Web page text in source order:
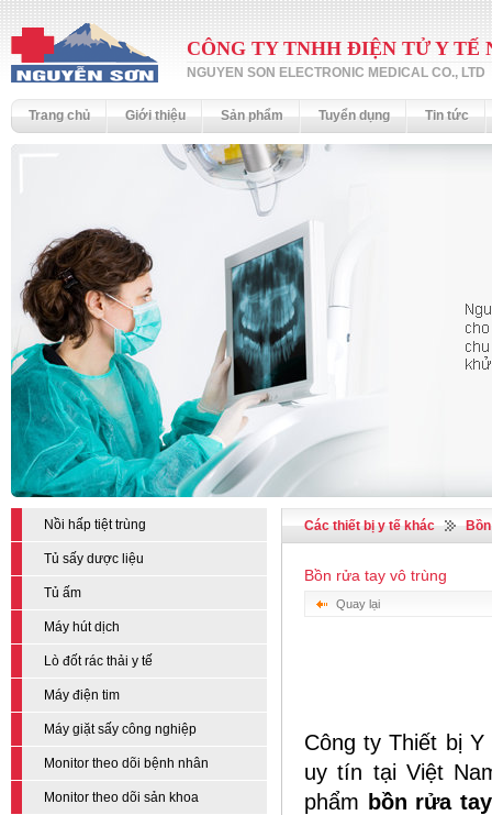
CÔNG TY TNHH ĐIỆN TỬ Y TẾ
NGUYEN SON ELECTRONIC MEDICAL CO., LTD
Trang chủ Giới thiệu Sản phẩm Tuyển dụng Tin tức
Nồi hấp tiệt trùng
Tủ sấy dược liệu
Tủ ấm
Máy hút dịch
Lò đốt rác thải y tế
Máy điện tim
Máy giặt sấy công nghiệp
Monitor theo dõi bệnh nhân
Monitor theo dõi sản khoa
Các thiết bị y tế khác
Bồn rửa tay vô trùng
Quay lại
Công ty Thiết bị
uy tín tại Việt
phẩm bồn rửa